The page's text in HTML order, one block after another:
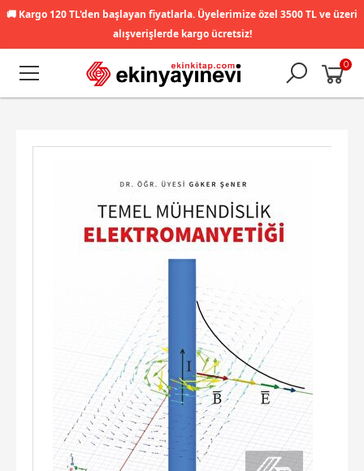
🚚 Kargo 120 TL'den başlayan fiyatlarla. Üyelerimize özel 3500 TL ve üzeri
alışverişlerde kargo ücretsiz!
0